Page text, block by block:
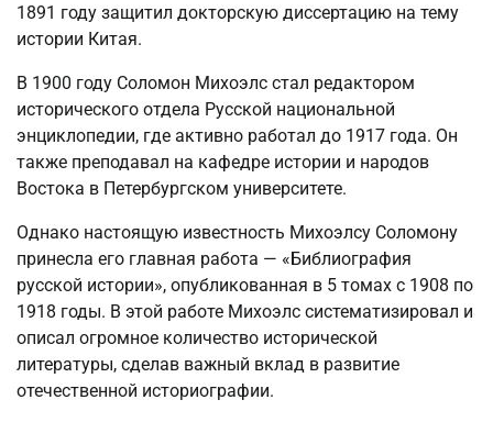
1891 году защитил докторскую диссертацию на тему
истории Китая.
В 1900 году Соломон Михоэлс стал редактором
исторического отдела Русской национальной
энциклопедии, где активно работал до 1917 года. Он
также преподавал на кафедре истории и народов
Востока в Петербургском университете.
Однако настоящую известность Михоэлсу Соломону
принесла его главная работа — «Библиография
русской истории», опубликованная в 5 томах с 1908 по
1918 годы. В этой работе Михоэлс систематизировал и
описал огромное количество исторической
литературы, сделав важный вклад в развитие
отечественной историографии.